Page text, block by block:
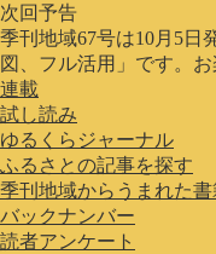
次回予告
季刊地域67号は10月5日
図、フル活用」です。お
連載
試し読み
ゆるくらジャーナル
ふるさとの記事を探す
季刊地域からうまれた書
バックナンバー
読者アンケート